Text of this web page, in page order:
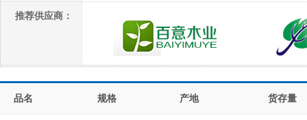
推荐供应商：
品名 规格 产地 货存量